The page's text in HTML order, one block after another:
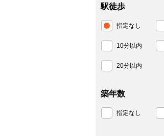
駅徒歩
指定なし
10分以内
20分以内
築年数
指定なし